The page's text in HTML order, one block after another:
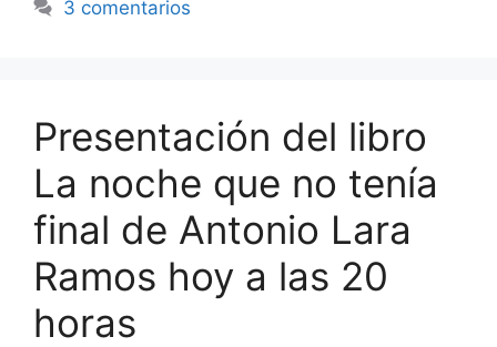
3 comentarios
Presentación del libro
La noche que no tenía
final de Antonio Lara
Ramos hoy a las 20
horas